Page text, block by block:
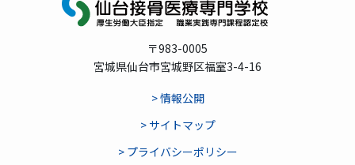
〒983-0005
宮城県仙台市宮城野区福室3-4-16
> 情報公開
> サイトマップ
> プライバシーポリシー